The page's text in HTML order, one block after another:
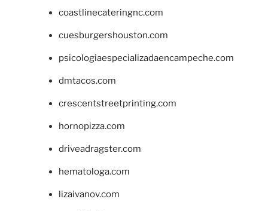
coastlinecateringnc.com
cuesburgershouston.com
psicologiaespecializadaencampeche.com
dmtacos.com
crescentstreetprinting.com
hornopizza.com
driveadragster.com
hematologa.com
lizaivanov.com